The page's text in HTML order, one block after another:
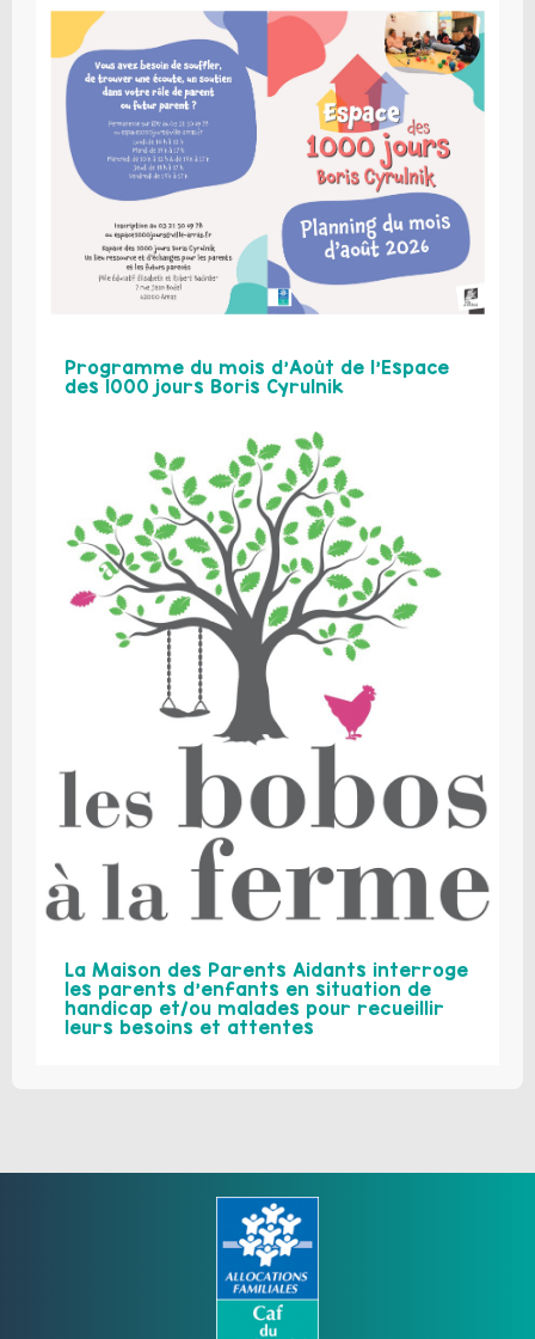
Programme du mois d’Août de l’Espace
des 1000 jours Boris Cyrulnik
La Maison des Parents Aidants interroge
les parents d’enfants en situation de
handicap et/ou malades pour recueillir
leurs besoins et attentes